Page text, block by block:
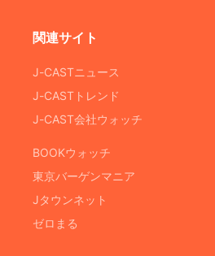
関連サイト
J-CASTニュース
J-CASTトレンド
J-CAST会社ウォッチ
BOOKウォッチ
東京バーゲンマニア
Jタウンネット
ゼロまる